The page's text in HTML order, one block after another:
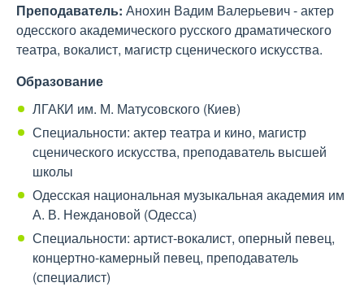
Преподаватель: Анохин Вадим Валерьевич - актер
одесского академического русского драматического
театра, вокалист, магистр сценического искусства.
Образование
ЛГАКИ им. М. Матусовского (Киев)
Специальности: актер театра и кино, магистр
сценического искусства, преподаватель высшей
школы
Одесская национальная музыкальная академия им
А. В. Неждановой (Одесса)
Специальности: артист-вокалист, оперный певец,
концертно-камерный певец, преподаватель
(специалист)